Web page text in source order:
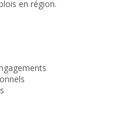
en région.